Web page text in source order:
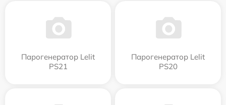
Парогенератор Lelit
PS21
Парогенератор Lelit
PS20